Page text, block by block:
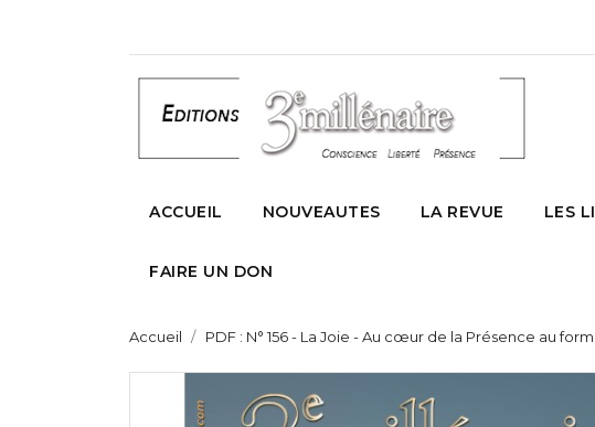
ACCUEIL NOUVEAUTES LA REVUE LES
FAIRE UN DON
Accueil PDF : N° 156 - La Joie - Au cœur de la Présence au